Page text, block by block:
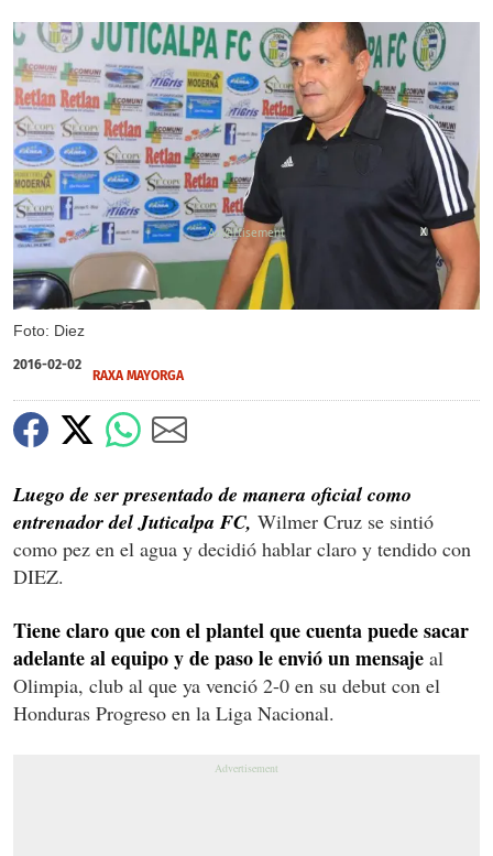
Foto: Diez
X
2016-02-02
RAXA MAYORGA
Luego de ser presentado de manera oficial como
entrenador del Juticalpa FC, Wilmer Cruz se sintió
como pez en el agua y decidió hablar claro y tendido con
DIEZ.
Tiene claro que con el plantel que cuenta puede sacar
adelante al equipo y de paso le envió un mensaje al
Olimpia, club al que ya venció 2-0 en su debut con el
Honduras Progreso en la Liga Nacional.